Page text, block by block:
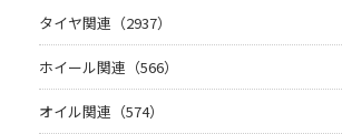
タイヤ関連（2937）
ホイール関連（566）
オイル関連（574）